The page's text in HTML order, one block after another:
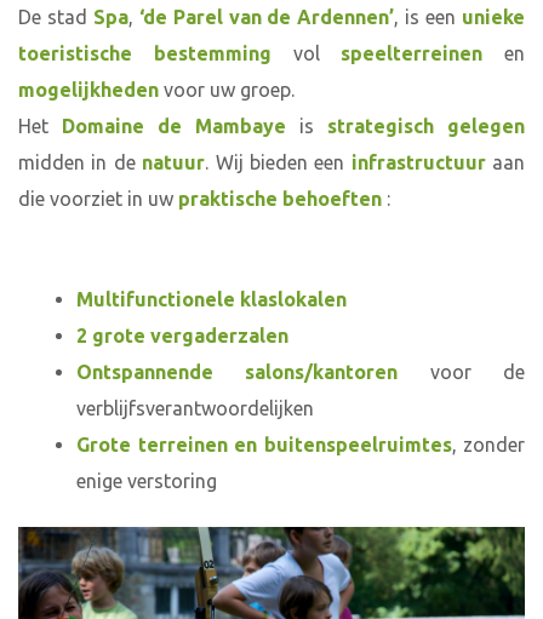
De stad Spa, ‘de Parel van de Ardennen’, is een unieke
toeristische bestemming vol speelterreinen en
mogelijkheden voor uw groep.
Het Domaine de Mambaye is strategisch gelegen
midden in de natuur. Wij bieden een infrastructuuraan
die voorziet in uw praktische behoeften :
Multifunctionele klaslokalen
2 grote vergaderzalen
Ontspannende salons/kantoren voor de
verblijfsverantwoordelijken
Grote terreinen en buitenspeelruimtes, zonder
enige verstoring